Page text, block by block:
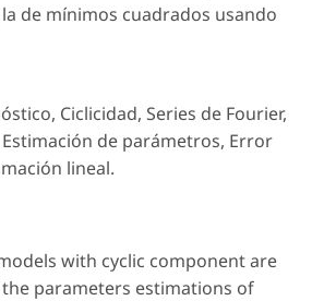
de mínimos cuadrados usando
Ciclicidad, Series de Fourier,
de parámetros, Error
lineal.
with cyclic component are
parameters estimations of